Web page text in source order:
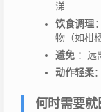
涕
饮食调理
物（如柑
避免 ：远
动作轻柔
何时需要就